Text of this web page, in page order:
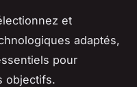
et
adaptés,
pour
objectifs.